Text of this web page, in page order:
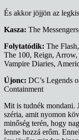
És akkor jöjjön az
Kasza: The
Folytatódik: The
The 100, Reign,
Vampire Diaries,
Újonc: DC’s Legends
Containment
Mit is tudnék mondani.
széria, amit nyomon
minőség terén, hogy
lenne hozzá erőm.